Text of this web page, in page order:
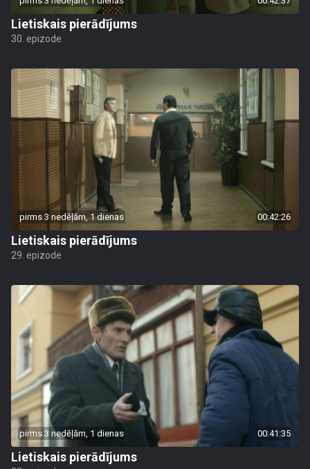
Lietiskais pierādījums
30. epizode
pirms 3 nedēļām, 1 dienas 00:42:26
Lietiskais pierādījums
29. epizode
pirms 3 nedēļām, 1 dienas 00:41:35
Lietiskais pierādījums